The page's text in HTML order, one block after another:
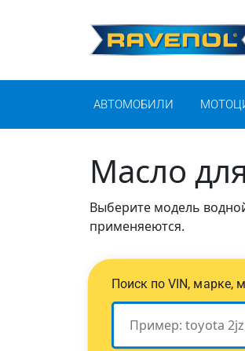
АВТОМОБИЛИ
Масло для
Выберите модель
применяеются.
Поиск по VIN, марке,